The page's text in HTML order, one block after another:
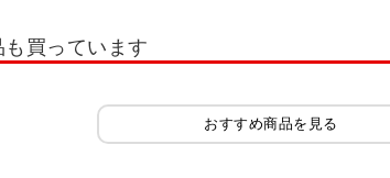
シューズボックス オープンタイプ 可動棚
買っています
おすすめ商品を見る